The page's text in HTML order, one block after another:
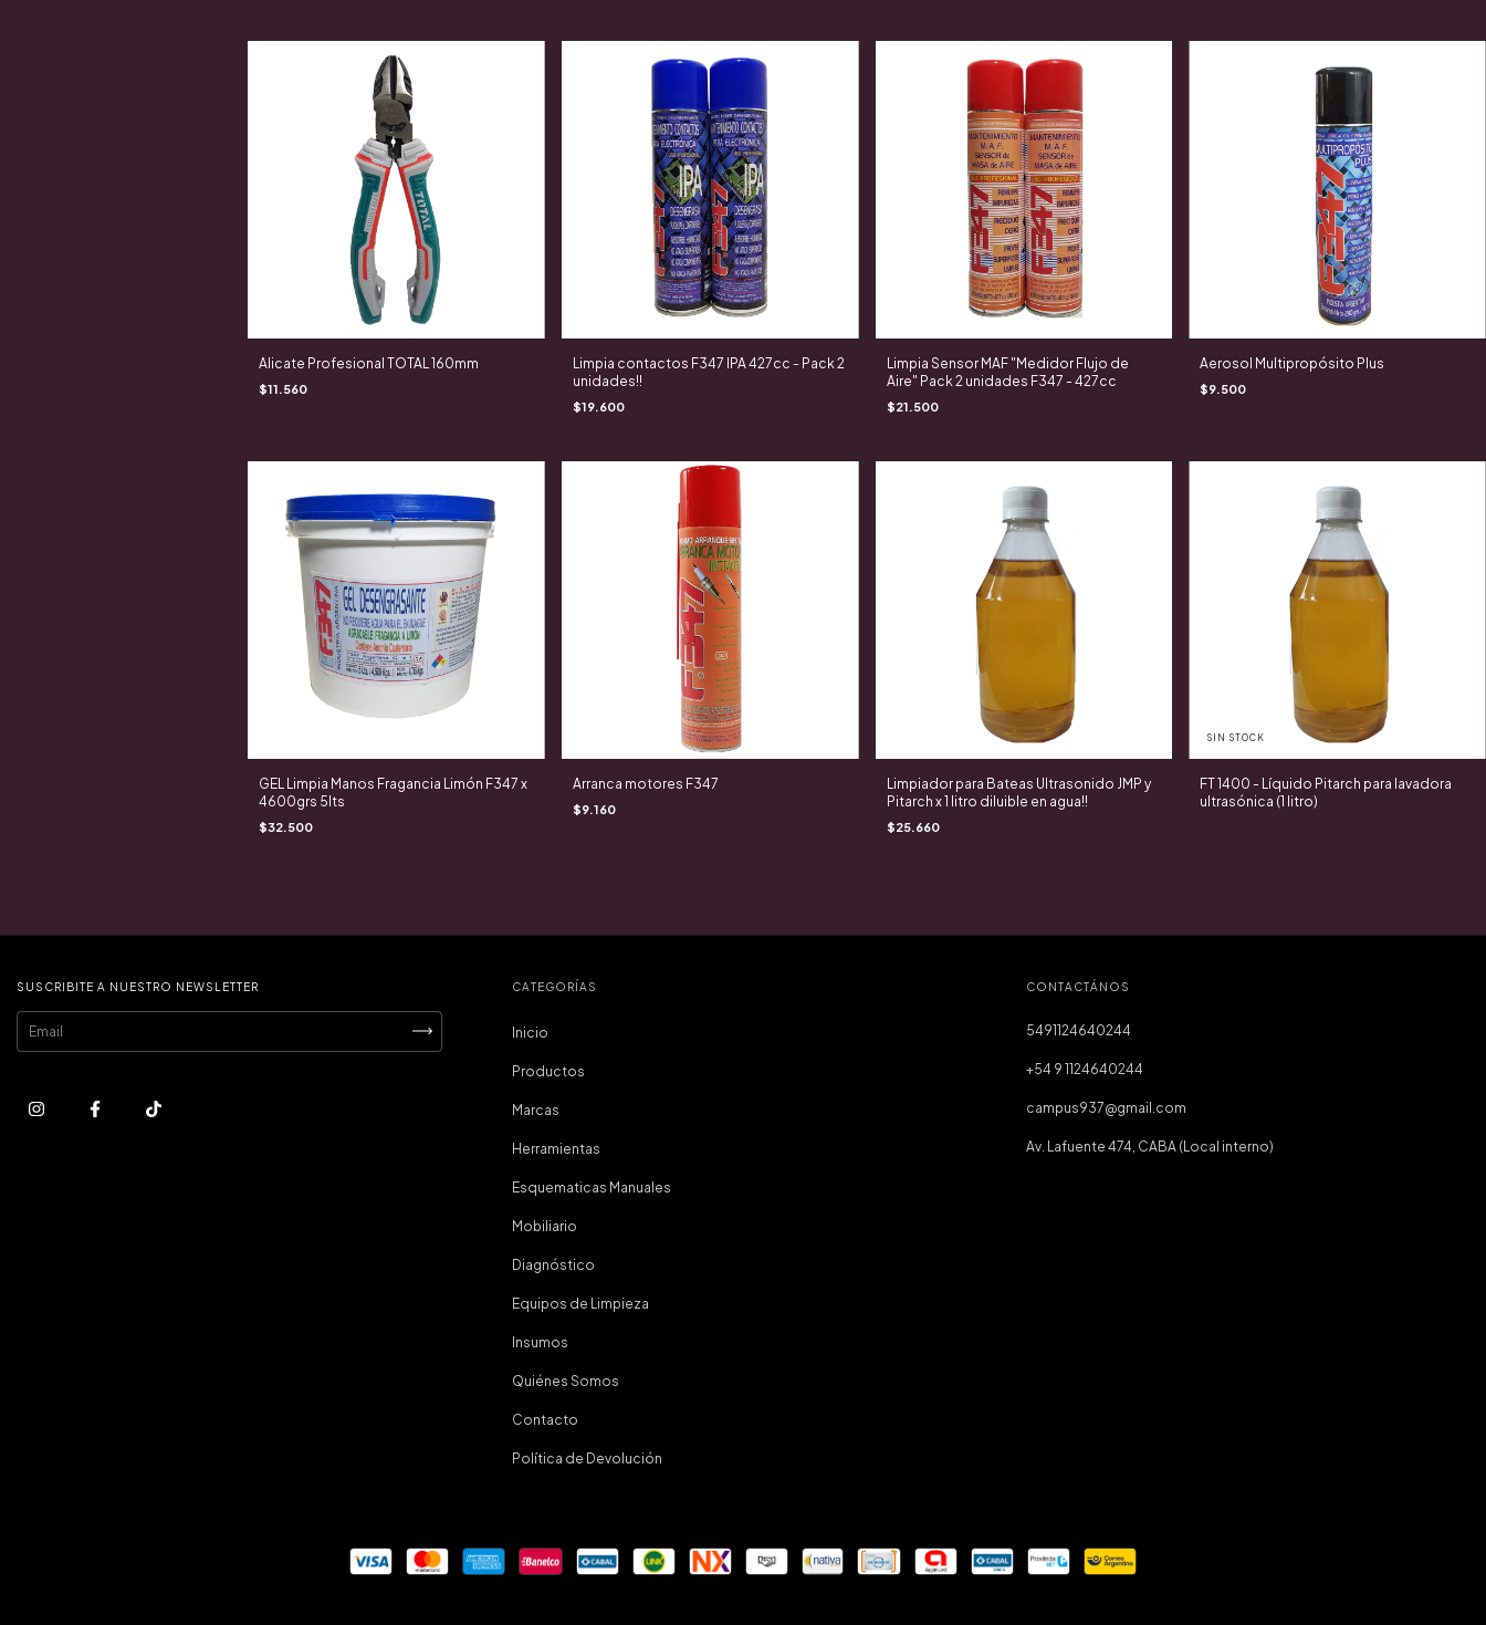
Alicate Profesional TOTAL 160mm
$11.560
Limpia contactos F347 IPA 427cc - Pack 2
unidades!!
$19.600
Limpia Sensor MAF "Medidor Flujo de
Aire" Pack 2 unidades F347 - 427cc
$21.500
Aerosol Multipropósito Plus
$9.500
GEL Limpia Manos Fragancia Limón F347 x
4600grs 5lts
$32.500
Arranca motores F347
$9.160
Limpiador para Bateas Ultrasonido JMP y
Pitarch x 1 litro diluible en agua!!
$25.660
SIN STOCK
FT 1400 - Líquido Pitarch para lavadora
ultrasónica (1 litro)
SUSCRIBITE A NUESTRO NEWSLETTER CATEGORÍAS
Inicio
Productos
Marcas
Herramientas
Esquematicas Manuales
Mobiliario
Diagnóstico
Equipos de Limpieza
Insumos
Quiénes Somos
Contacto
Política de Devolución
CONTACTÁNOS
5491124640244
+54 9 1124640244
campus937@gmail.com
Av. Lafuente 474, CABA (Local interno)